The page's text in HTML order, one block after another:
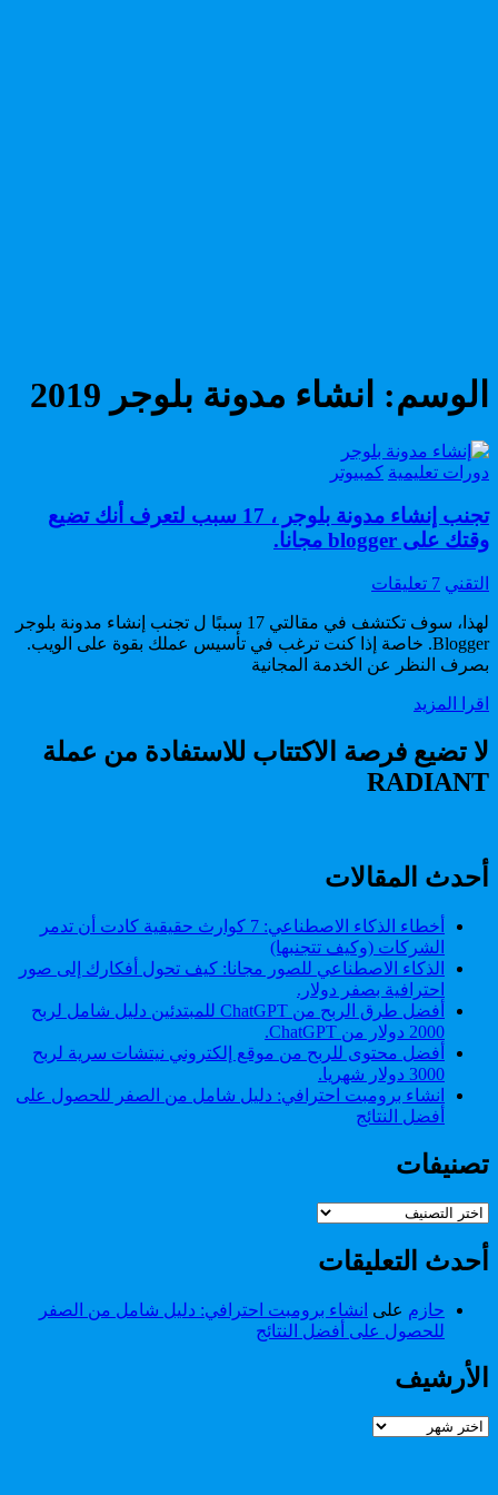
الوسم: انشاء مدونة بلوجر 2019
Posted
دورات تعليمية كمبيوتر
تجنب إنشاء مدونة بلوجر ، 17 سبب لتعرف أنك تضيع
وقتك على blogger مجانا.
Author:
التقني 7 تعليقات
إنشاء
مدونة
بلوجر
لتعرف
أنك
تضيع
مجانا.
لهذا، سوف تكتشف في مقالتي 17 سببًا ل تجنب إنشاء مدونة بلوجر
Blogger. خاصة إذا كنت ترغب في تأسيس عملك بقوة على الويب.
بصرف النظر عن الخدمة المجانية
اقرا المزيد
مدونة
بلوجر
،
أنك
تضيع
على
blogger
مجانا.
لا تضيع فرصة الاكتتاب للاستفادة من عملة
RADIANT
أحدث المقالات
أخطاء الذكاء الاصطناعي: 7 كوارث حقيقية كادت أن تدمر
الشركات (وكيف تتجنبها)
الذكاء الاصطناعي للصور مجانا: كيف تحول أفكارك إلى صور
احترافية بصفر دولار.
أفضل طرق الربح من ChatGPT للمبتدئين دليل شامل لربح
2000 دولار من ChatGPT.
أفضل محتوى للربح من موقع إلكتروني نيتشات سرية لربح
3000 دولار شهريا.
انشاء برومبت احترافي: دليل شامل من الصفر للحصول على
أفضل النتائج
تصنيفات
تصنيفات
أحدث التعليقات
حازم على انشاء برومبت احترافي: دليل شامل من الصفر
للحصول على أفضل النتائج
الأرشيف
الأرشيف